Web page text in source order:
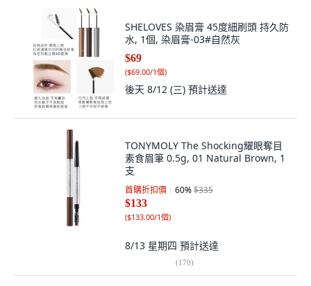
SHELOVES 染眉膏 45度細刷頭 持久防
水, 1個, 染眉膏-03#自然灰
$69
($69.00/1個)
後天 8/12 (三) 預計送達
TONYMOLY The Shocking耀眼奪目
素食眉筆 0.5g, 01 Natural Brown, 1
支
首購折扣價 60%$335
$133
($133.00/1個)
8/13 星期四 預計送達
(170)